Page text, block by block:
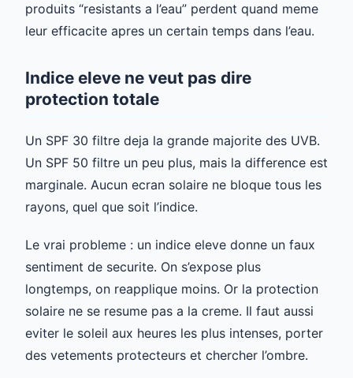
produits “resistants a l’eau” perdent quand meme
leur efficacite apres un certain temps dans l’eau.
Indice eleve ne veut pas dire
protection totale
Un SPF 30 filtre deja la grande majorite des UVB.
Un SPF 50 filtre un peu plus, mais la difference est
marginale. Aucun ecran solaire ne bloque tous les
rayons, quel que soit l’indice.
Le vrai probleme : un indice eleve donne un faux
sentiment de securite. On s’expose plus
longtemps, on reapplique moins. Or la protection
solaire ne se resume pas a la creme. Il faut aussi
eviter le soleil aux heures les plus intenses, porter
des vetements protecteurs et chercher l’ombre.